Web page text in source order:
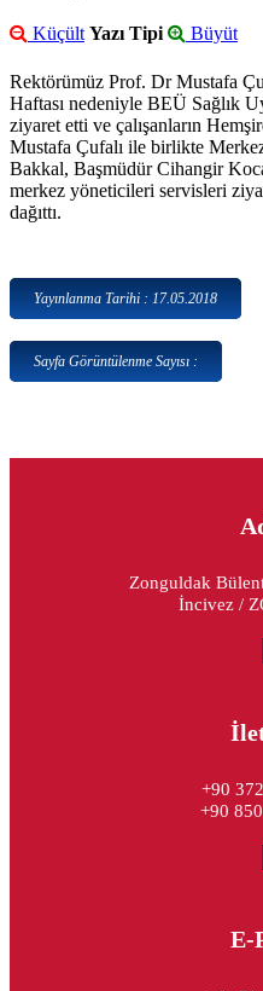
Küçült Yazı Tipi Büyüt
Rektörümüz Prof. Dr Mustafa
Haftası nedeniyle BEÜ Sağlık
ziyaret etti ve çalışanların
Mustafa Çufalı ile birlikte
Bakkal, Başmüdür Cihangir
merkez yöneticileri servisleri
dağıttı.
Yayınlanma Tarihi : 17.05.2018
Sayfa Görüntülenme Sayısı :
Zonguldak
İncivez /
+90
+90
E-